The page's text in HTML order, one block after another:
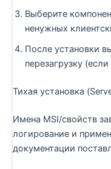
Выберите
ненужных
После установки
перезагрузку
Тихая установка
Имена MSI/свойств
логирование и
документации